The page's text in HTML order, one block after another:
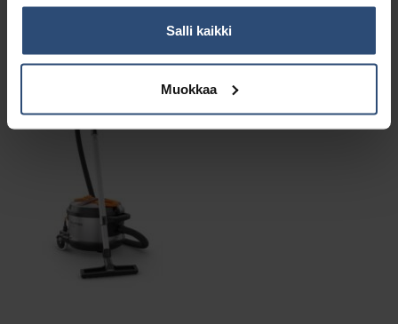
Salli kaikki
Muokkaa
Liittyvät tuotteet